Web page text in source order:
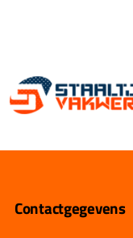
Contactgegevens